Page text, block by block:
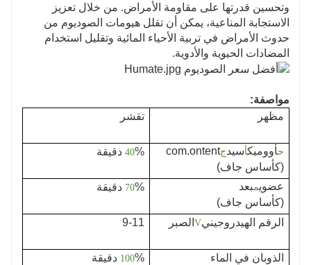
وتحسين قدرتها على مقاومة الأمراض. من خلال تعزيز
الاستجابة المناعية، يمكن أن تقلل هيومات الصوديوم من
حدوث الأمراض في تربية الأحياء المائية وتقليل استخدام
المضادات الحيوية والأدوية.
مواصفة:
مظهر
تقشر
حأووميكأسيدجcom.ontent
(كأساس جاف)
40% دقيقة
عضويمبعد
(كأساس جاف)
70% دقيقة
الرقم الهيدروجينيVالصبر 9-11
الذوبان في الماء 100% دقيقة